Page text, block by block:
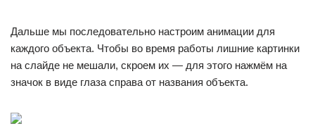
Дальше мы последовательно настроим анимации для
каждого объекта. Чтобы во время работы лишние картинки
на слайде не мешали, скроем их — для этого нажмём на
значок в виде глаза справа от названия объекта.